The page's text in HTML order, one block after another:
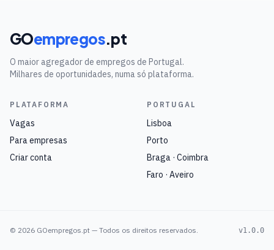
GOempregos.pt
O maior agregador de empregos de Portugal.
Milhares de oportunidades, numa só plataforma.
PLATAFORMA
Vagas
Para empresas
Criar conta
PORTUGAL
Lisboa
Porto
Braga · Coimbra
Faro · Aveiro
© 2026 GOempregos.pt — Todos os direitos reservados. v1.0.0